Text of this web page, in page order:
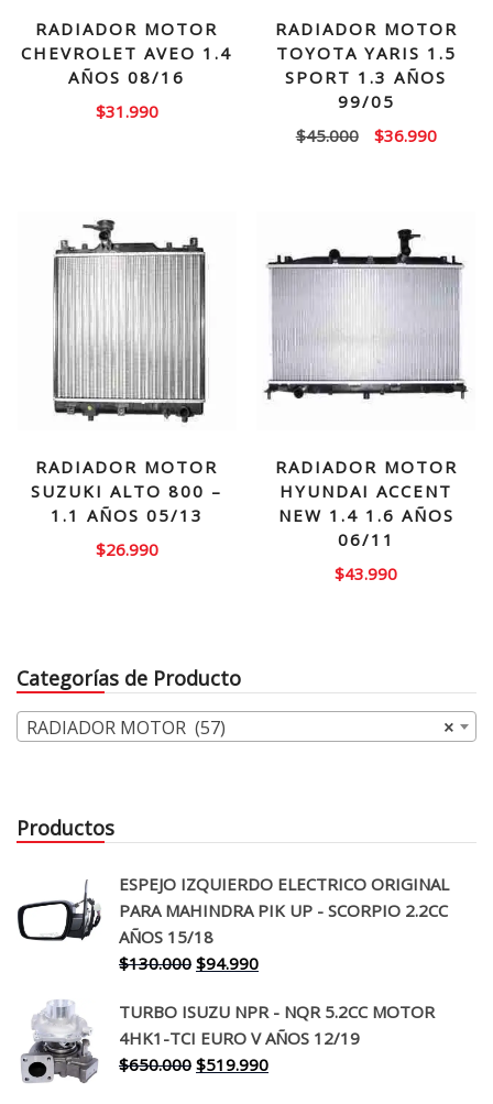
RADIADOR MOTOR
CHEVROLET AVEO 1.4
AÑOS 08/16
$31.990
RADIADOR MOTOR
TOYOTA YARIS 1.5
SPORT 1.3 AÑOS
99/05
$45.000
El
$45.000.
$36.990El
RADIADOR MOTOR
SUZUKI ALTO 800 –
1.1 AÑOS 05/13
$26.990
RADIADOR MOTOR
HYUNDAI ACCENT
NEW 1.4 1.6 AÑOS
06/11
$43.990
Categorías de Producto
×
RADIADOR MOTOR (57)
Productos
ESPEJO IZQUIERDO ELECTRICO ORIGINAL
PARA MAHINDRA PIK UP - SCORPIO 2.2CC
AÑOS 15/18
$130.000 El
original
era:
$130.000.
$94.990El
actual
es:
$94.990.
TURBO ISUZU NPR - NQR 5.2CC MOTOR
4HK1-TCI EURO V AÑOS 12/19
$650.000 El
$519.990El